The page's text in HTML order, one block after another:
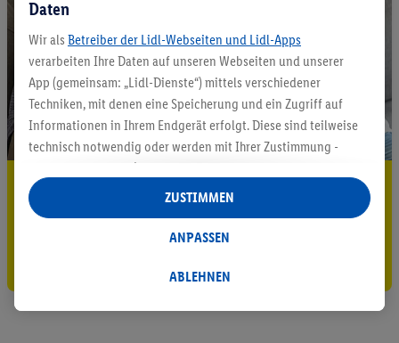
5.95 € Versand sparen³²ᵃ
Jetzt zum Newsletter anmelden
Daten
Wir als Betreiber der Lidl-Webseiten und Lidl-Apps
verarbeiten Ihre Daten auf unseren Webseiten und unserer
App (gemeinsam: „Lidl-Dienste“) mittels verschiedener
Techniken, mit denen eine Speicherung und ein Zugriff auf
Informationen in Ihrem Endgerät erfolgt. Diese sind teilweise
technisch notwendig oder werden mit Ihrer Zustimmung -
auch durch Partner (u.a.
Verantwortliche; im Zusammenhang mit dem IAB TCF
insgesamt
Statistik-Erstellung oder für personalisierte Werbung
Datenverarbeitungen für personalisierte Werbung werden
ABLEHNEN
ANPASSEN
ZUSTIMMEN